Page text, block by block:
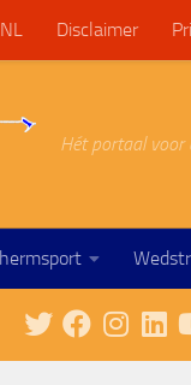
Disclaimer
Hét portaal voor